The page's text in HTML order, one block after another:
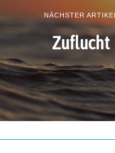
NÄCHSTER ARTIKEL
Zuflucht